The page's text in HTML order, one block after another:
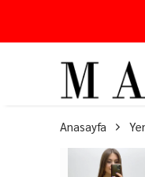
Anasayfa